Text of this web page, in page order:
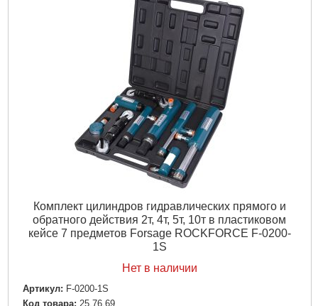
Комплект цилиндров гидравлических прямого и
обратного действия 2т, 4т, 5т, 10т в пластиковом
кейсе 7 предметов Forsage ROCKFORCE F-0200-
1S
Нет в наличии
Артикул: F-0200-1S
Код товара: 25.76.69